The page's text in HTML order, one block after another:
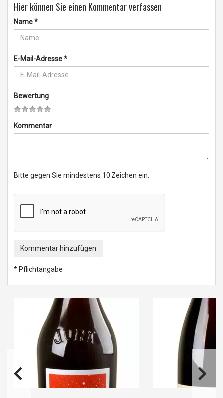
Hier können Sie einen Kommentar verfassen
Name*
E-Mail-Adresse*
Bewertung
Kommentar
Bitte gegen Sie mindestens 10 Zeichen ein.
Kommentar hinzufügen
* Pflichtangabe